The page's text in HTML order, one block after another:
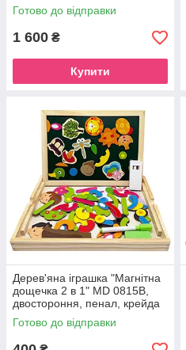
Готово до відправки
1 600 ₴
Купити
Дерев'яна іграшка "Магнітна
дощечка 2 в 1" MD 0815B,
двостороння, пенал, крейда
Готово до відправки